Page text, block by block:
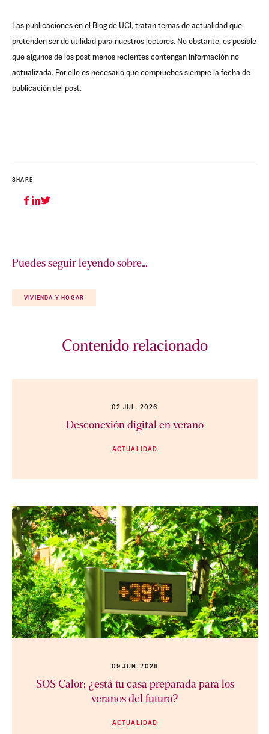
Las publicaciones en el Blog de UCI, tratan temas de actualidad que
pretenden ser de utilidad para nuestros lectores. No obstante, es posible
que algunos de los post menos recientes contengan información no
actualizada. Por ello es necesario que compruebes siempre la fecha de
publicación del post.
SHARE
Puedes seguir leyendo sobre…
VIVIENDA-Y-HOGAR
Contenido relacionado
02 JUL. 2026
Desconexión digital en verano
ACTUALIDAD
09 JUN. 2026
SOS Calor: ¿está tu casa preparada para los
veranos del futuro?
ACTUALIDAD